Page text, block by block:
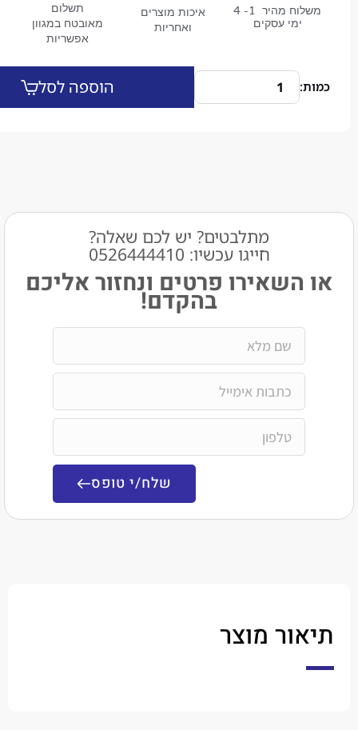
משלוח מהיר 1- 4
איכות מוצרים
תשלום
מאובטח במגוון
הוספה לסל
מתלבטים? יש לכם שאלה?
חייגו עכשיו: 0526444410​
פרטים ונחזור אליכם
בהקדם!
שלח/י טופס
מוצר